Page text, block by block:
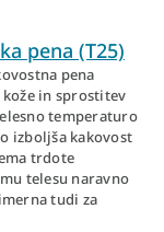
pena (T25)
pena
in sprostitev
temperaturo
izboljša kakovost
trdote
telesu naravno
tudi za